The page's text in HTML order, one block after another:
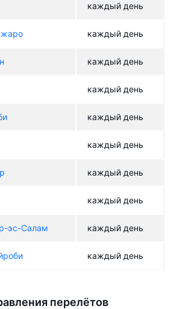
каждый день
каждый день
каждый день
каждый день
каждый день
каждый день
каждый день
каждый день
эс-Салам каждый день
каждый день
перелётов